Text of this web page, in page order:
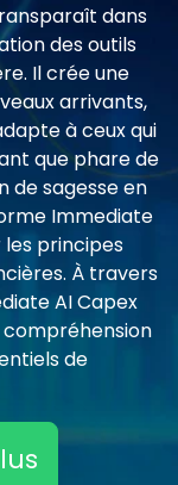
dans
des outils
Il crée une
arrivants,
à ceux qui
que phare de
de sagesse en
Immediate
les principes
À travers
AI Capex
compréhension
de